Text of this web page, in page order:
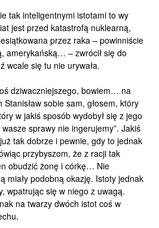
tak inteligentnymi istotami to wy
jest przed katastrofą nuklearną,
przez raka – powinniście
amerykańską… – zwrócił się do
wcale się tu nie urywała.
dziwaczniejszego, bowiem… na
sobie sam, głosem, który
w jakiś sposób wydobył się z jego
sprawy nie ingerujemy”. Jakiś
tak dobrze i pewnie, gdy to jednak
przybyszom, że z racji tak
obudzić żonę i córkę… Nie
miały podobną okazję. Istoty jednak
wpatrując się w niego z uwagą.
na twarzy dwóch istot coś w